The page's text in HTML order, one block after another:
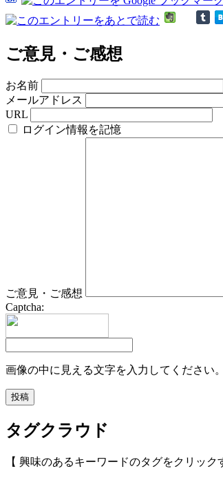
ご意見・ご感想
お名前
メールアドレス
URL
ログイン情報を記憶
ご意見・ご感想
Captcha:
画像の中に見える文字を入力してください。
タグクラウド
【 興味のあるキーワードのタグをクリッ